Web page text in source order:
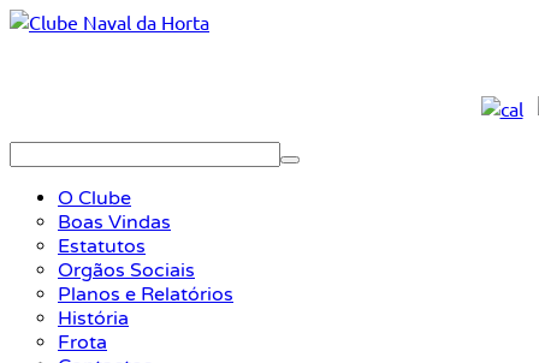
O Clube
Boas Vindas
Estatutos
Orgãos Sociais
Planos e Relatórios
História
Frota